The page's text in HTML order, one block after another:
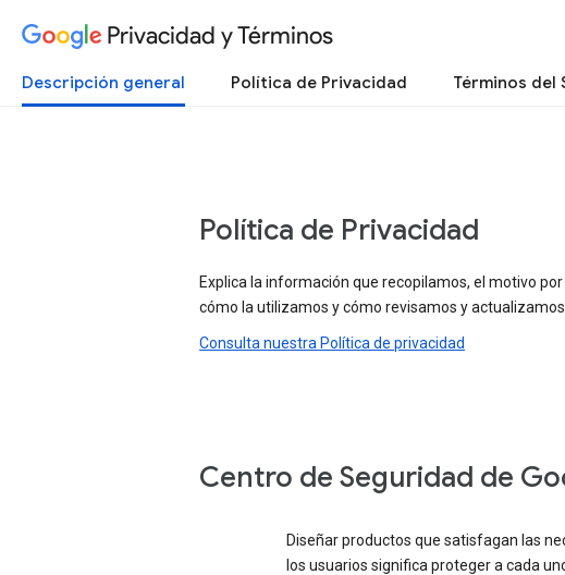
Privacidad y Términos
Descripción general Política de Privacidad Términos del
Política de Privacidad
Explica la información que recopilamos, el motivo
cómo la utilizamos y cómo revisamos y
Consulta nuestra Política de privacidad
Centro de Seguridad de
Diseñar productos que satisfagan las
los usuarios significa proteger a cada